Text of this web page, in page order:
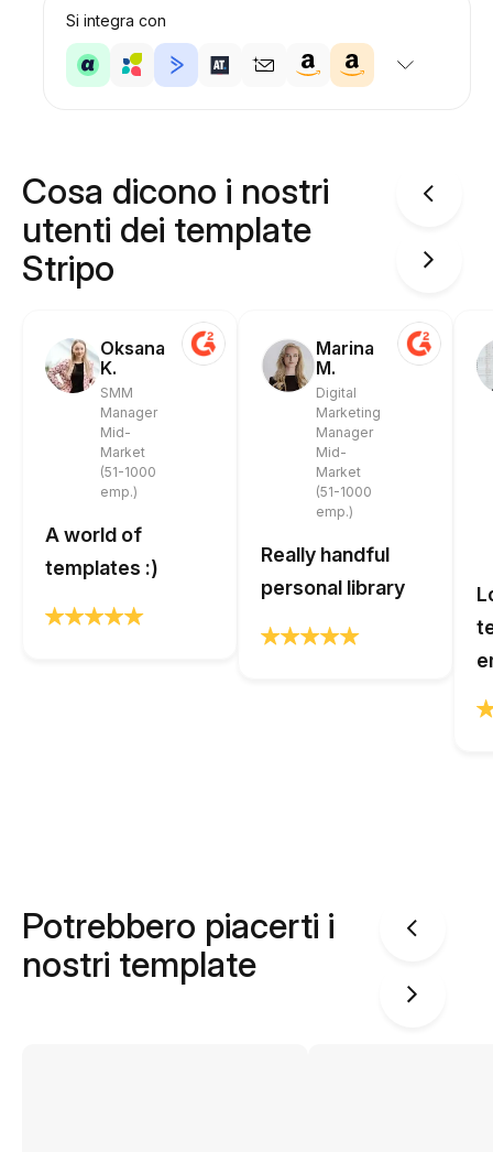
Si integra con
Cosa dicono i nostri
utenti dei template
Stripo
Oksana
K.
SMM
Manager
Mid-
Market
(51-1000
emp.)
A world of
templates :)
Marina
M.
Digital
Marketing
Manager
Mid-
Market
(51-1000
emp.)
Really handful
personal library
Potrebbero piacerti i
nostri template